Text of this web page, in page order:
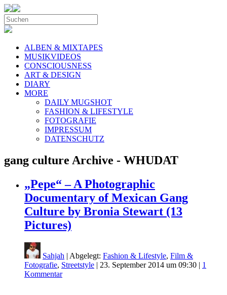
ALBEN & MIXTAPES
MUSIKVIDEOS
CONSCIOUSNESS
ART & DESIGN
DIARY
MORE
DAILY MUGSHOT
FASHION & LIFESTYLE
FOTOGRAFIE
IMPRESSUM
DATENSCHUTZ
gang culture Archive - WHUDAT
„Pepe“ – A Photographic
Documentary of Mexican Gang
Culture by Bronia Stewart (13
Pictures)
Sahjah | Abgelegt: Fashion & Lifestyle, Film &
Fotografie, Streetstyle | 23. September 2014 um 09:30 | 1
Kommentar